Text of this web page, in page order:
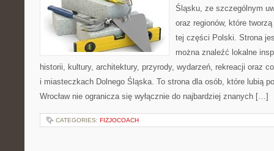
Śląsku, ze szczególnym
oraz regionów, które
tej części Polski. Strona
można znaleźć lokalne
historii, kultury, architektury, przyrody, wydarzeń, rekreacji oraz
i miasteczkach Dolnego Śląska. To strona dla osób, które lubią
Wrocław nie ogranicza się wyłącznie do najbardziej znanych […]
CATEGORIES: FIZJOCOACH